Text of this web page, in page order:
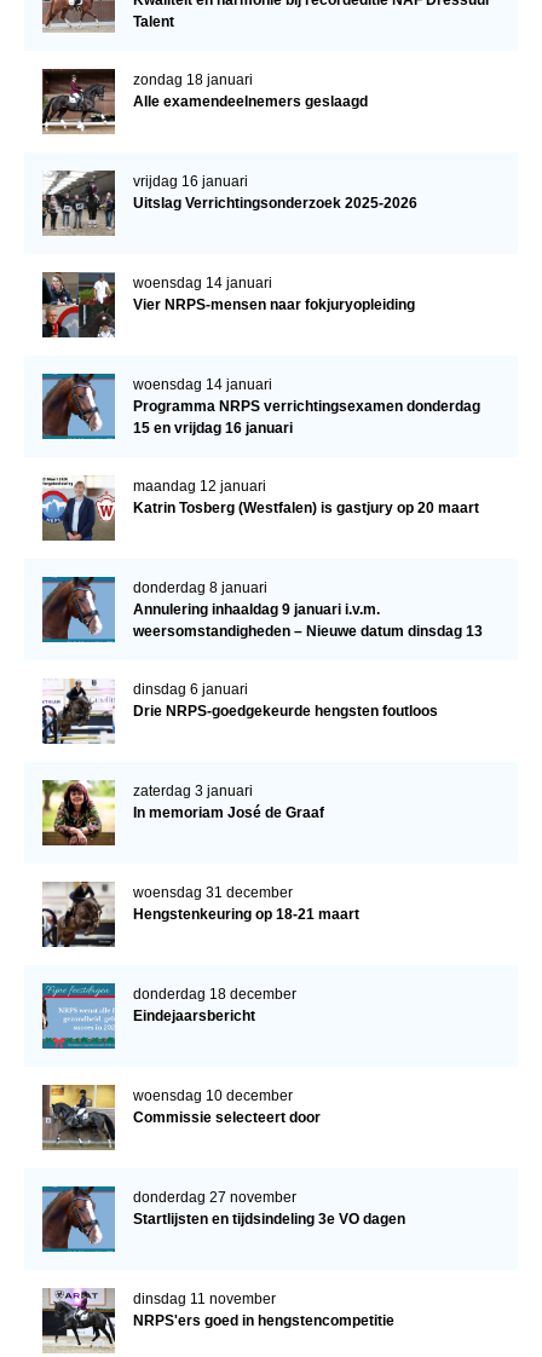
Talent
zondag 18 januari
Alle examendeelnemers geslaagd
vrijdag 16 januari
Uitslag Verrichtingsonderzoek 2025-2026
woensdag 14 januari
Vier NRPS-mensen naar fokjuryopleiding
woensdag 14 januari
Programma NRPS verrichtingsexamen donderdag
15 en vrijdag 16 januari
maandag 12 januari
Katrin Tosberg (Westfalen) is gastjury op 20 maart
donderdag 8 januari
Annulering inhaaldag 9 januari i.v.m.
weersomstandigheden – Nieuwe datum dinsdag 13
dinsdag 6 januari
Drie NRPS-goedgekeurde hengsten foutloos
zaterdag 3 januari
In memoriam José de Graaf
woensdag 31 december
Hengstenkeuring op 18-21 maart
donderdag 18 december
Eindejaarsbericht
woensdag 10 december
Commissie selecteert door
donderdag 27 november
Startlijsten en tijdsindeling 3e VO dagen
dinsdag 11 november
NRPS'ers goed in hengstencompetitie